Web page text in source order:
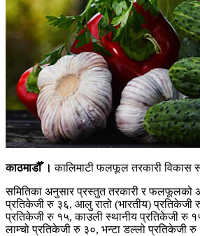
काठमाडौँ । कालिमाटी फलफूल तरकारी विकास
समितिका अनुसार प्रस्तुत तरकारी र फलफूलको
प्रतिकेजी रु ३६, आलु रातो (भारतीय) प्रतिकेजी
प्रतिकेजी रु १५, काउली स्थानीय प्रतिकेजी रु
लाम्चो प्रतिकेजी रु ३०, भन्टा डल्लो प्रतिकेजी